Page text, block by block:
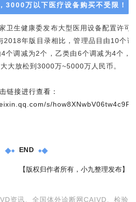
3000万以下医疗设备购买不受限！
卫生健康委发布大型医用设备配置许可
2018年版目录相比，管理品目由10个调
个调减为2个，乙类由6个调减为4个，
大放松到3000万~5000万人民币。
链接进行查看：
s/
END
【版权归作者所有，小九整理发布】
IVD资讯、全国体外诊断网CAIVD、检验